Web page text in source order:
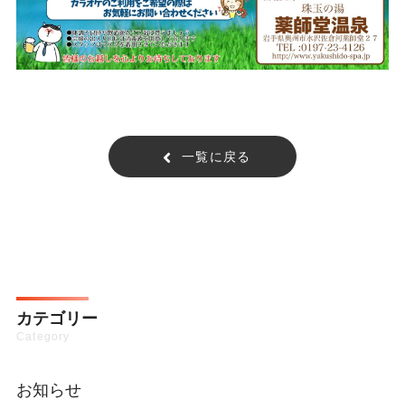
一覧に戻る
カテゴリー
Category
お知らせ